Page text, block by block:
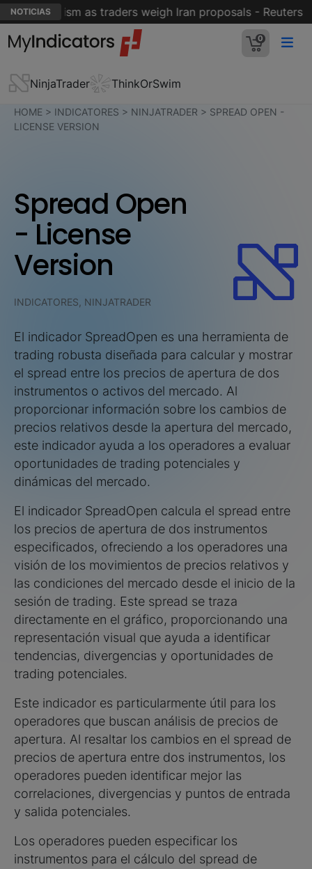
NOTICIAS
optimism as traders weigh Iran proposals - Reuters
0
NinjaTrader ThinkOrSwim
HOME > INDICATORES > NINJATRADER > SPREAD OPEN -
LICENSE VERSION
Spread Open
- License
Version
INDICATORES, NINJATRADER
El indicador SpreadOpen es una herramienta de
trading robusta diseñada para calcular y mostrar
el spread entre los precios de apertura de dos
instrumentos o activos del mercado. Al
proporcionar información sobre los cambios de
precios relativos desde la apertura del mercado,
este indicador ayuda a los operadores a evaluar
oportunidades de trading potenciales y
dinámicas del mercado.
El indicador SpreadOpen calcula el spread entre
los precios de apertura de dos instrumentos
especificados, ofreciendo a los operadores una
visión de los movimientos de precios relativos y
las condiciones del mercado desde el inicio de la
sesión de trading. Este spread se traza
directamente en el gráfico, proporcionando una
representación visual que ayuda a identificar
tendencias, divergencias y oportunidades de
trading potenciales.
Este indicador es particularmente útil para los
operadores que buscan análisis de precios de
apertura. Al resaltar los cambios en el spread de
precios de apertura entre dos instrumentos, los
operadores pueden identificar mejor las
correlaciones, divergencias y puntos de entrada
y salida potenciales.
Los operadores pueden especificar los
instrumentos para el cálculo del spread de